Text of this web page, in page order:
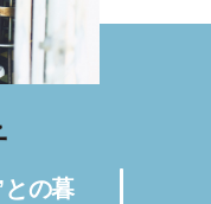
との暮